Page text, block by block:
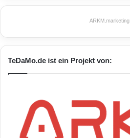
ARKM.marketing
TeDaMo.de ist ein Projekt von: